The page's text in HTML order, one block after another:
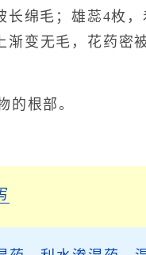
绵毛；雄蕊4枚
变无毛，花药密
的根部。